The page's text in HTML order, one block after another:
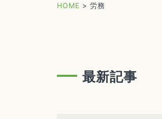
HOME > 労務
最新記事